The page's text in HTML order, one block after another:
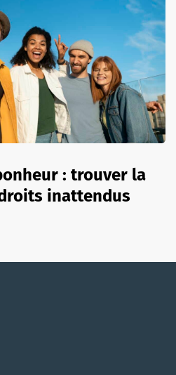
: trouver la
inattendus